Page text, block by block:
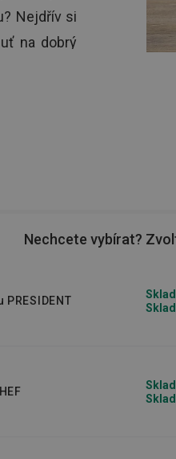
Nejdřív si
na dobrý
Nechcete vybírat?